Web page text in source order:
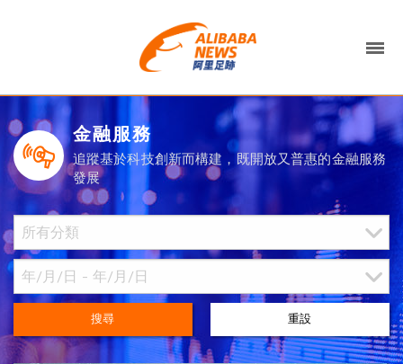
金融服務
追蹤基於科技創新而構建，既開放又普惠的金融服務
發展
搜尋 重設